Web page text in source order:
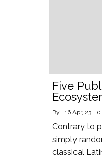
Five
By 16 Apr, 23 0
Contrary to
simply
classical